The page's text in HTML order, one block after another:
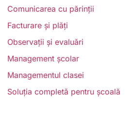
Comunicarea cu părinții
Facturare și plăți
Observații și evaluări
Management școlar
Managementul clasei
Soluția completă pentru școală